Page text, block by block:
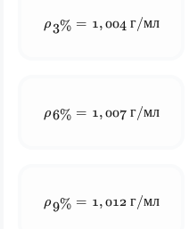
\rho_{3\%} = 1,004
ρ 3% = 1, 004 г/мл
\rho_{6\%} = 1,007
ρ6% = 1, 007 г/мл
\rho_{9\%} = 1,012
ρ9% = 1, 012 г/мл